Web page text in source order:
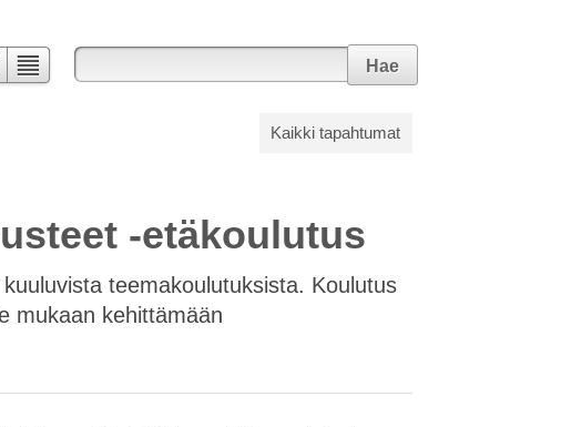
Hae
Kaikki tapahtumat
-etäkoulutus
teemakoulutuksista. Koulutus
mukaan kehittämään